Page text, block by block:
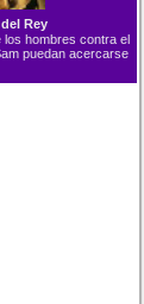
Rey
los hombres contra el
puedan acercarse